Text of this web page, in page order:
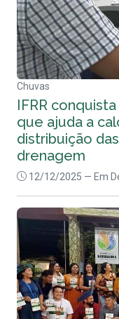
Chuvas
IFRR
que ajuda a
distribuição
drenagem
12/12/2025 — Em